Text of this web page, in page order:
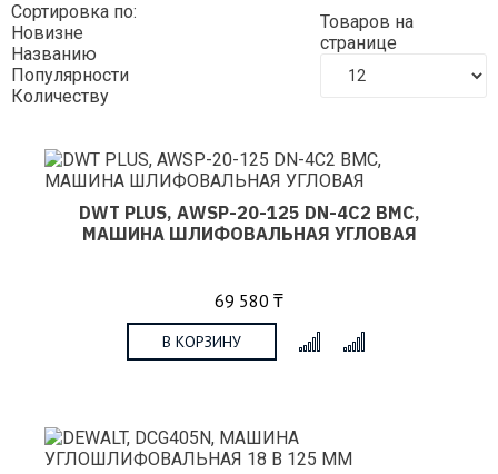
Сортировка по:
Новизне
Названию
Популярности
Количеству
Товаров на
странице
DWT PLUS, AWSP-20-125 DN-4C2 BMC,
МАШИНА ШЛИФОВАЛЬНАЯ УГЛОВАЯ
69 580 ₸
В КОРЗИНУ